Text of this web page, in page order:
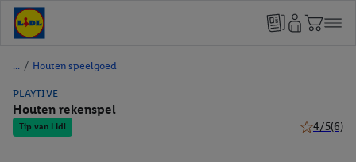
/ Houten speelgoed
PLAYTIVE
Houten rekenspel
Tip van Lidl 4/5(6)